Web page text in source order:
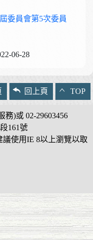
委員會第5次委員
06-28
回上頁 TOP
)或 02-29603456
161號
議使用IE 8以上瀏覽以取